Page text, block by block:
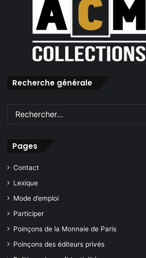
Recherche générale
Pages
Contact
Lexique
Mode d’emploi
Participer
Poinçons de la Monnaie de Paris
Poinçons des éditeurs privés